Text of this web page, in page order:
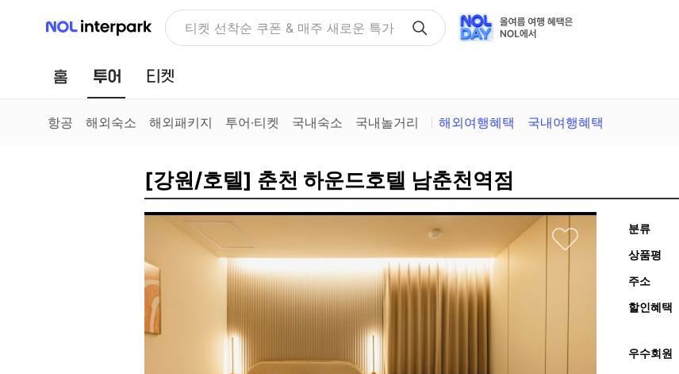
NOL 인터파크 NOLDAY, 최대 70% 여행 혜택
홈 투어
항공 해외숙소 해외패키지 투어·티켓 국내숙소 국내놀거리 해외여행혜택 국내여행혜택
[강원/호텔] 춘천 하운드호텔 남춘천역점
분류
상품평
주소
할인혜택
우수회원